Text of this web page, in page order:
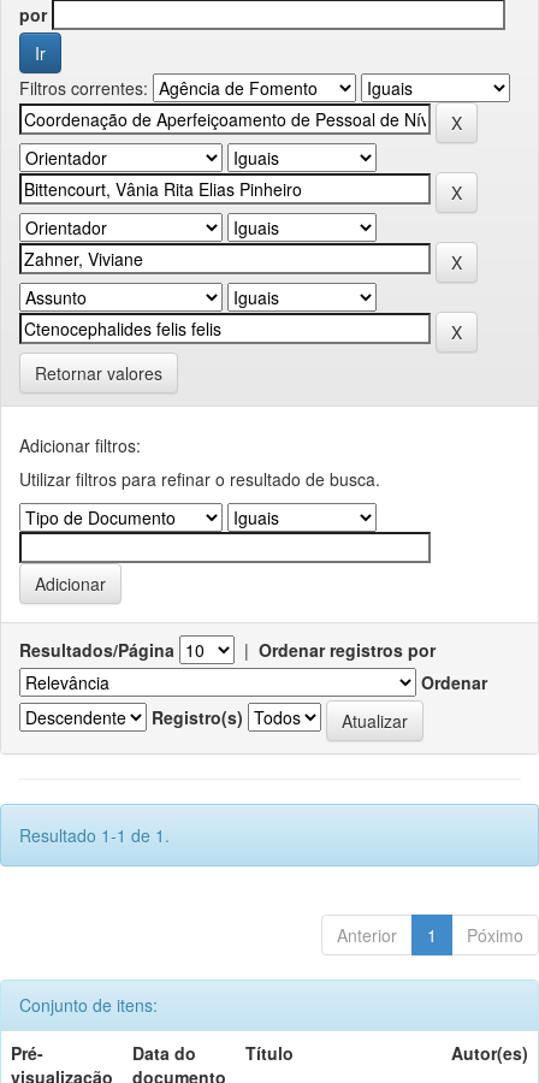
por
Filtros correntes:
Retornar valores
Adicionar filtros:
Utilizar filtros para refinar o resultado de busca.
Resultados/Página | Ordenar registros por
Ordenar
Registro(s)
Resultado 1-1 de 1.
Anterior 1 Póximo
Conjunto de itens:
Pré-
visualização
Data do
documento
Título Autor(es)